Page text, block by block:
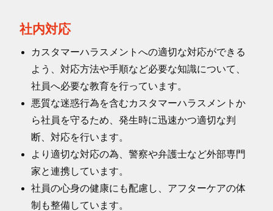
社内対応
カスタマーハラスメントへの適切な対応ができる
よう、対応方法や手順など必要な知識について、
社員へ必要な教育を行っています。
悪質な迷惑行為を含むカスタマーハラスメントか
ら社員を守るため、発生時に迅速かつ適切な判
断、対応を行います。
より適切な対応の為、警察や弁護士など外部専門
家と連携しています。
社員の心身の健康にも配慮し、アフターケアの体
制も整備しています。